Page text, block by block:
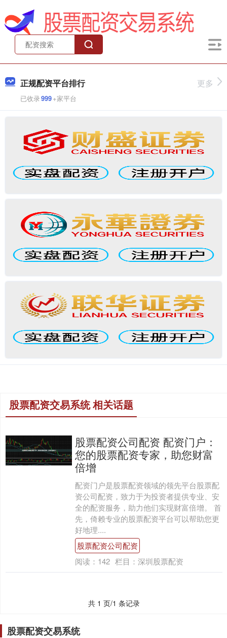
正规配资平台排行
已收录999+家平台
更多
股票配资交易系统 相关话题
股票配资公司配资 配资门户：
您的股票配资专家，助您财富
倍增
配资门户是股票配资领域的领先平台股票配
资公司配资，致力于为投资者提供专业、安
全的配资服务，助力他们实现财富倍增。 首
先，倚赖专业的股票配资平台可以帮助您更
好地理....
股票配资公司配资
阅读： 142 栏目： 深圳股票配资
共 1 页/1 条记录
股票配资交易系统